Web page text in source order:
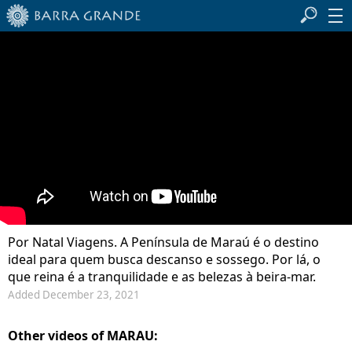
Por Natal Viagens. A Península de Maraú é o destino
ideal para quem busca descanso e sossego. Por lá, o
que reina é a tranquilidade e as belezas à beira-mar.
Added December 23, 2021
Other videos of MARAU: